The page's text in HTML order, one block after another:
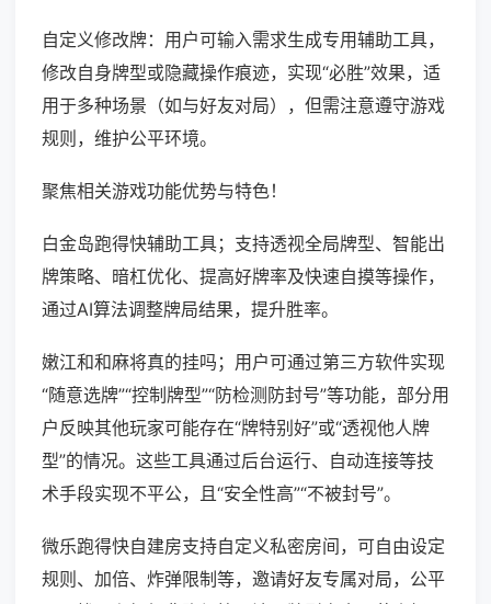
自定义修改牌：用户可输入需求生成专用辅助工具，
修改自身牌型或隐藏操作痕迹，实现“必胜”效果，适
用于多种场景（如与好友对局），但需注意遵守游戏
规则，维护公平环境。
聚焦相关游戏功能优势与特色！
白金岛跑得快辅助工具；支持透视全局牌型、智能出
牌策略、暗杠优化、提高好牌率及快速自摸等操作，
通过AI算法调整牌局结果，提升胜率。
嫩江和和麻将真的挂吗；用户可通过第三方软件实现
“随意选牌”“控制牌型”“防检测防封号”等功能，部分用
户反映其他玩家可能存在“牌特别好”或“透视他人牌
型”的情况。这些工具通过后台运行、自动连接等技
术手段实现不平公，且“安全性高”“不被封号”。
微乐跑得快自建房支持自定义私密房间，可自由设定
规则、加倍、炸弹限制等，邀请好友专属对局，公平